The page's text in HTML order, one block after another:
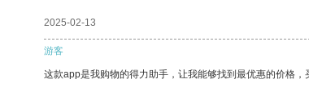
2025-02-13
游客
这款app是我购物的得力助手，让我能够找到最优惠的价格，